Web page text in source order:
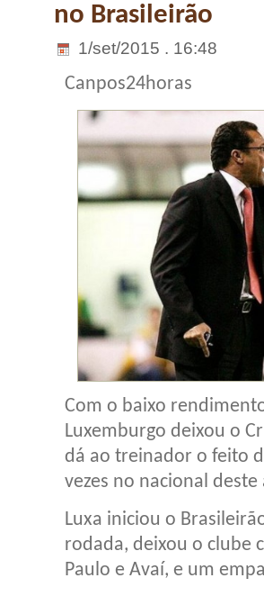
no Brasileirão
1/set/2015 . 16:48
Canpos24horas
Com o baixo
Luxemburgo deixou o
dá ao treinador o feito
vezes no nacional deste
Luxa iniciou o
rodada, deixou o clube
Paulo e Avaí, e um